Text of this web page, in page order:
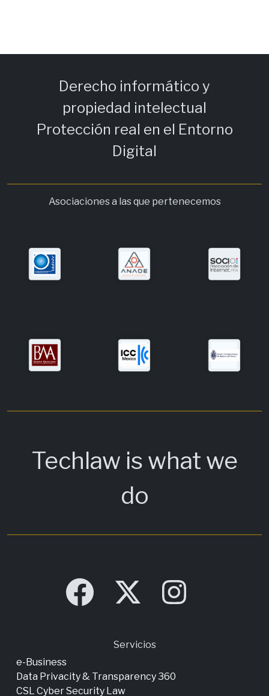
Derecho informático y
propiedad intelectual
Protección real en el Entorno
Digital
Asociaciones a las que pertenecemos
Techlaw is what we
do
Servicios
e-Business
Data Privacity & Transparency 360
CSL Cyber Security Law